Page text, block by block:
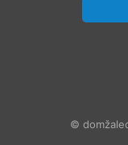
©